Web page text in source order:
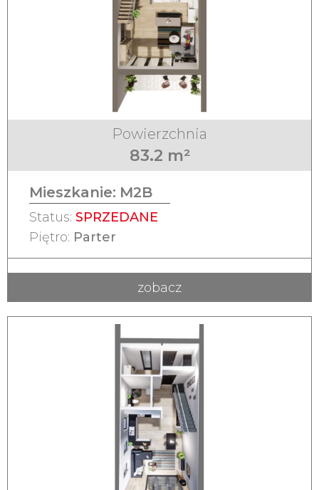
Powierzchnia
83.2 m²
Mieszkanie: M2B
Status: SPRZEDANE
Piętro: Parter
zobacz